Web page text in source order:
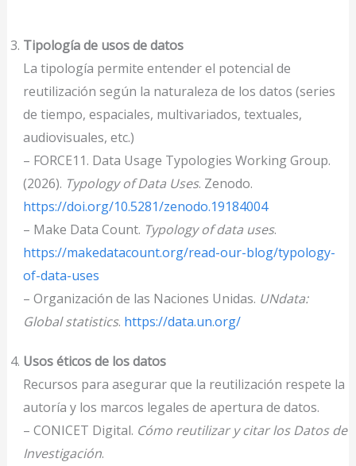
Tipología de usos de datos
La tipología permite entender el potencial de
reutilización según la naturaleza de los datos (series
de tiempo, espaciales, multivariados, textuales,
audiovisuales, etc.)
– FORCE11. Data Usage Typologies Working Group.
(2026). Typology of Data Uses. Zenodo.
https://doi.org/10.5281/zenodo.19184004
– Make Data Count. Typology of data uses.
https://makedatacount.org/read-our-blog/typology-
of-data-uses
– Organización de las Naciones Unidas. UNdata:
Global statistics. https://data.un.org/
Usos éticos de los datos
Recursos para asegurar que la reutilización respete la
autoría y los marcos legales de apertura de datos.
– CONICET Digital. Cómo reutilizar y citar los Datos de
Investigación.